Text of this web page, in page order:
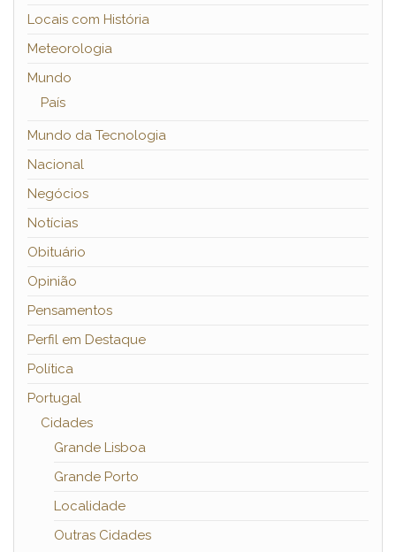
Locais com História
Meteorologia
Mundo
País
Mundo da Tecnologia
Nacional
Negócios
Notícias
Obituário
Opinião
Pensamentos
Perfil em Destaque
Política
Portugal
Cidades
Grande Lisboa
Grande Porto
Localidade
Outras Cidades